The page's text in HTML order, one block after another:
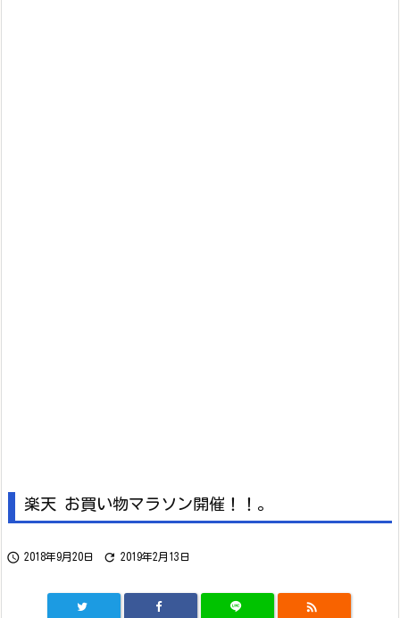
楽天 お買い物マラソン開催！！。
 2018年9月20日  2019年2月13日
